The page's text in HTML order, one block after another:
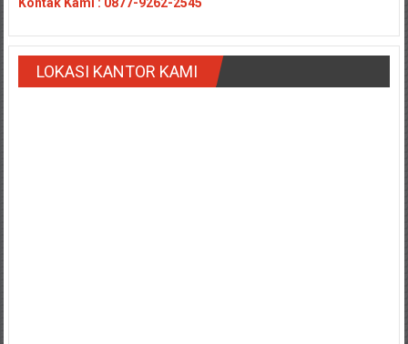
Tanjung
pati/
Sarilamak/
LOKASI KANTOR KAMI